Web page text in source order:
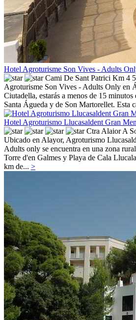
Hotel Agroturisme Son Vives - Adults
Cami De Sant Patrici Km 4
Agroturisme Son Vives - Adults Only en
Ciutadella, estarás a menos de 15
Santa Águeda y de Son Martorellet. Esta
Hotel Agroturismo Llucasaldent Gran
Ctra Alaior A
Ubicado en Alayor, Agroturismo
Adults only se encuentra en una zona
Torre d'en Galmes y Playa de Cala
km de... >